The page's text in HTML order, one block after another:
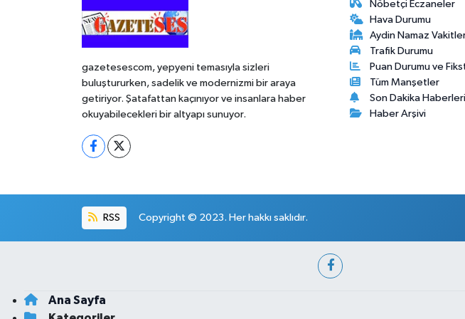
gazetesescom, yepyeni temasıyla sizleri
buluştururken, sadelik ve modernizmi bir araya
getiriyor. Şatafattan kaçınıyor ve insanlara haber
okuyabilecekleri bir altyapı sunuyor.
Nöbetçi Eczaneler
Hava Durumu
Aydin Namaz
Trafik Durumu
Puan Durumu ve
Tüm Manşetler
Son Dakika Haberleri
Haber Arşivi
RSS Copyright © 2023. Her hakkı saklıdır.
Ana Sayfa